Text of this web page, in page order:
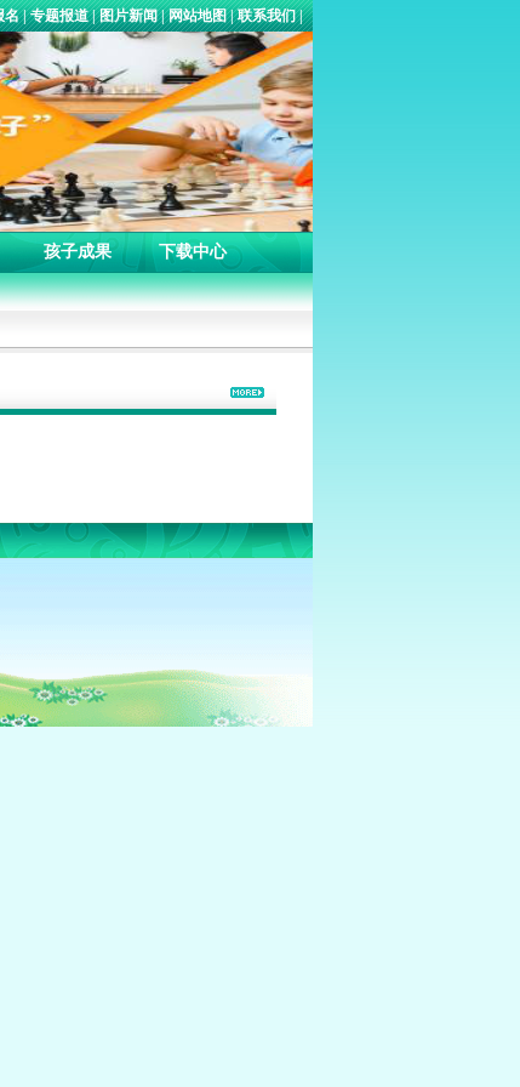
名|专题报道|图片新闻|网站地图|联系我们|
孩子成果 下载中心